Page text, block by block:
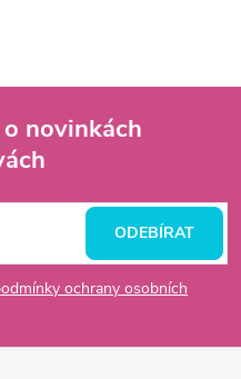
novinkách
ochrany osobních
ODEBÍRAT